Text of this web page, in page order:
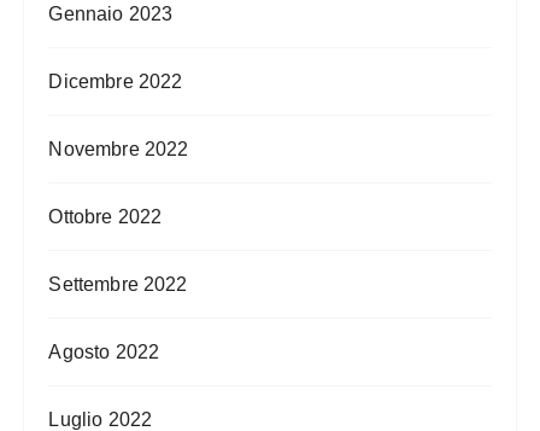
Gennaio 2023
Dicembre 2022
Novembre 2022
Ottobre 2022
Settembre 2022
Agosto 2022
Luglio 2022